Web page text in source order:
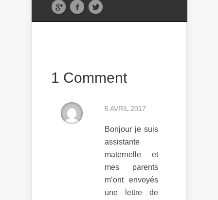
1 Comment
5 AVRIL 2017
Bonjour je suis
assistante
maternelle et
mes parents
m’ont envoyés
une lettre de